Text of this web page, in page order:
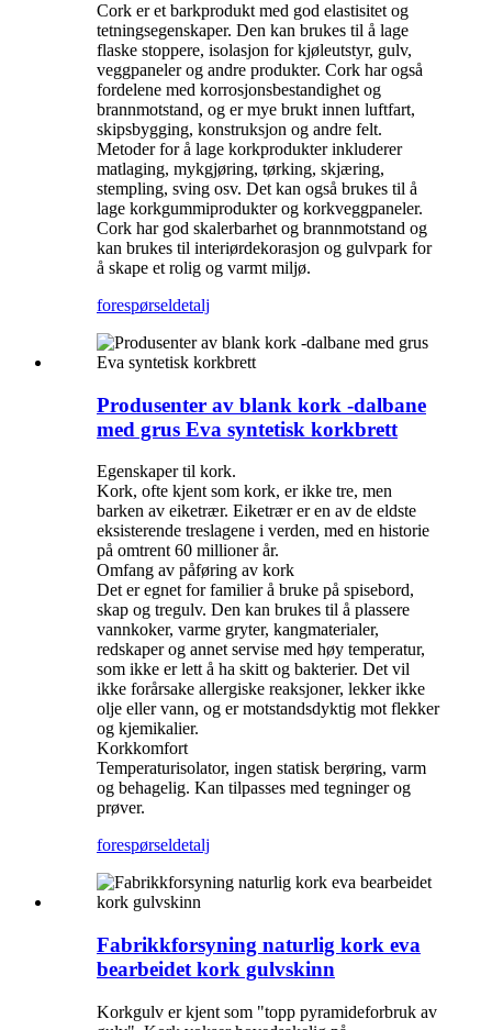
Cork er et barkprodukt med god elastisitet og
tetningsegenskaper. Den kan brukes til å lage
flaske stoppere, isolasjon for kjøleutstyr, gulv,
veggpaneler og andre produkter. Cork har også
fordelene med korrosjonsbestandighet og
brannmotstand, og er mye brukt innen luftfart,
skipsbygging, konstruksjon og andre felt.
Metoder for å lage korkprodukter inkluderer
matlaging, mykgjøring, tørking, skjæring,
stempling, sving osv. Det kan også brukes til å
lage korkgummiprodukter og korkveggpaneler.
Cork har god skalerbarhet og brannmotstand og
kan brukes til interiørdekorasjon og gulvpark for
å skape et rolig og varmt miljø.
forespørseldetalj
Produsenter av blank kork -dalbane
med grus Eva syntetisk korkbrett
Egenskaper til kork.
Kork, ofte kjent som kork, er ikke tre, men
barken av eiketrær. Eiketrær er en av de eldste
eksisterende treslagene i verden, med en historie
på omtrent 60 millioner år.
Omfang av påføring av kork
Det er egnet for familier å bruke på spisebord,
skap og tregulv. Den kan brukes til å plassere
vannkoker, varme gryter, kangmaterialer,
redskaper og annet servise med høy temperatur,
som ikke er lett å ha skitt og bakterier. Det vil
ikke forårsake allergiske reaksjoner, lekker ikke
olje eller vann, og er motstandsdyktig mot flekker
og kjemikalier.
Korkkomfort
Temperaturisolator, ingen statisk berøring, varm
og behagelig. Kan tilpasses med tegninger og
prøver.
forespørseldetalj
Fabrikkforsyning naturlig kork eva
bearbeidet kork gulvskinn
Korkgulv er kjent som "topp pyramideforbruk av